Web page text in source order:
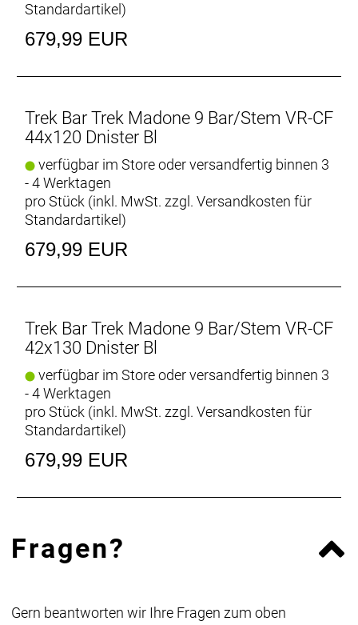
Standardartikel)
679,99 EUR
Trek Bar Trek Madone 9 Bar/Stem VR-CF
44x120 Dnister Bl
verfügbar im Store oder versandfertig binnen 3
- 4 Werktagen
pro Stück (inkl. MwSt. zzgl. Versandkosten für
Standardartikel)
679,99 EUR
Trek Bar Trek Madone 9 Bar/Stem VR-CF
42x130 Dnister Bl
verfügbar im Store oder versandfertig binnen 3
- 4 Werktagen
pro Stück (inkl. MwSt. zzgl. Versandkosten für
Standardartikel)
679,99 EUR
Fragen?
Gern beantworten wir Ihre Fragen zum oben